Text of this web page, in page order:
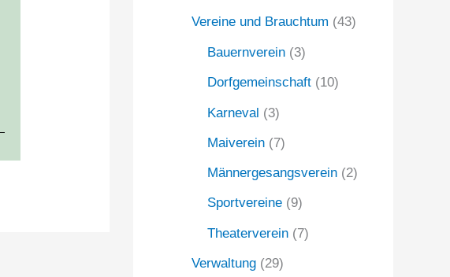
Vereine und Brauchtum (43)
Bauernverein (3)
Dorfgemeinschaft (10)
Karneval (3)
Maiverein (7)
Männergesangsverein (2)
Sportvereine (9)
Theaterverein (7)
Verwaltung (29)